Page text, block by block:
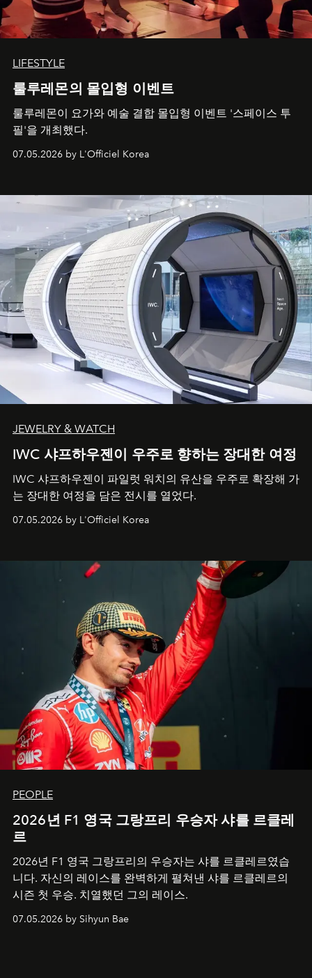
LIFESTYLE
룰루레몬의 몰입형 이벤트
룰루레몬이 요가와 예술 결합 몰입형 이벤트 '스페이스 투
필'을 개최했다.
07.05.2026 by L'Officiel Korea
JEWELRY & WATCH
IWC 샤프하우젠이 우주로 향하는 장대한 여정
IWC 샤프하우젠이 파일럿 워치의 유산을 우주로 확장해 가
는 장대한 여정을 담은 전시를 열었다.
07.05.2026 by L'Officiel Korea
PEOPLE
2026년 F1 영국 그랑프리 우승자 샤를 르클레
르
2026년 F1 영국 그랑프리의 우승자는 샤를 르클레르였습
니다. 자신의 레이스를 완벽하게 펼쳐낸 샤를 르클레르의
시즌 첫 우승. 치열했던 그의 레이스.
07.05.2026 by Sihyun Bae